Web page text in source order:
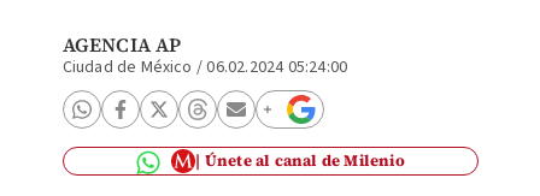
AGENCIA AP
Ciudad de México /06.02.2024 05:24:00
Únete al canal de Milenio